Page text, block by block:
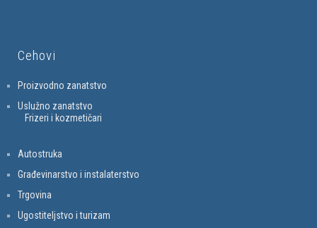
Cehovi
Proizvodno zanatstvo
Uslužno zanatstvo
Frizeri i kozmetičari
Autostruka
Građevinarstvo i instalaterstvo
Trgovina
Ugostiteljstvo i turizam